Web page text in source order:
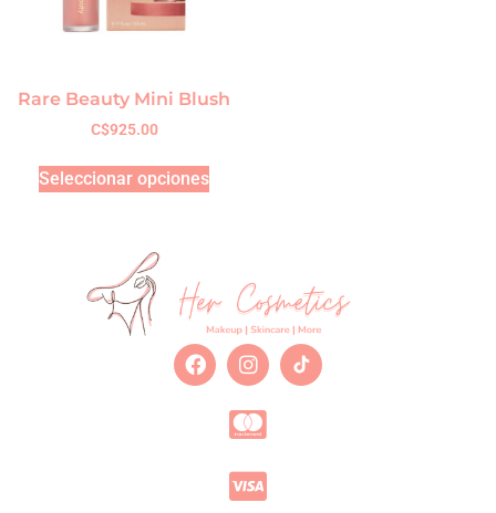
Rare Beauty Mini Blush
C$925.00
Seleccionar opciones